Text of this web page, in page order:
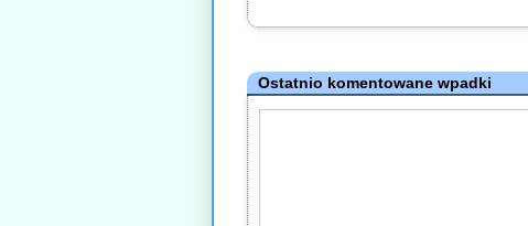
Ostatnio komentowane wpadki